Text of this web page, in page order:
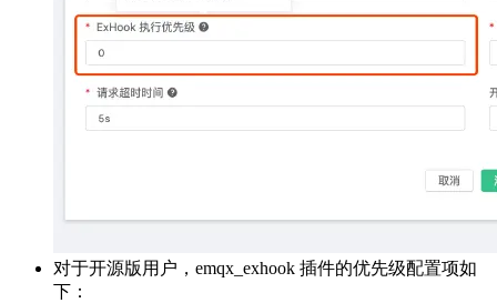
对于开源版用户，emqx_exhook 插件的优先级配置项如
下：